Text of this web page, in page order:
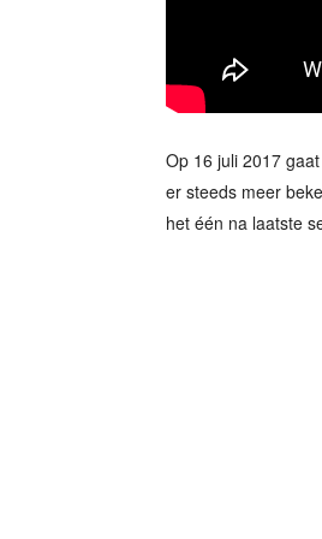
Op 16 juli 2017
er steeds meer
het één na laatste